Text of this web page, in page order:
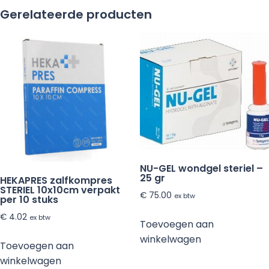
(5cm
stuks
aantal
Gerelateerde producten
HEKAPRES zalfkompres
STERIEL 10x10cm verpakt
per 10 stuks
€ 4.02 ex btw
Toevoegen aan
winkelwagen
NU-GEL wondgel steriel –
25 gr
€75.00 ex btw
Toevoegen aan
winkelwagen